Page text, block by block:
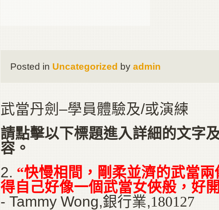
Posted in Uncategorized by admin
武當丹劍–學員體驗及/或演練
請點擊以下標題進入詳細的文字
容。
2. “快慢相間，剛柔並濟的武當
得自己好像一個武當女俠般，好
- Tammy Wong,銀行業,180127